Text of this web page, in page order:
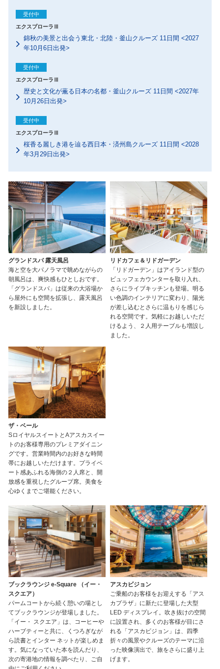
エクスプローラⅢ
受付中
錦秋の美景と出会う東北・北陸・釜山クルーズ 11日間 <2027
年10月6日出発>
エクスプローラⅢ
受付中
歴史と文化が薫る日本の名都・釜山クルーズ 11日間 <2027年
10月26日出発>
エクスプローラⅢ
受付中
桜香る麗しき港を辿る西日本・済州島クルーズ 11日間 <2028
年3月29日出発>
グランドスパ 露天風呂
海と空を大パノラマで眺めながらの
朝風呂は、爽快感もひとしおです。
「グランドスパ」は従来の大浴場か
ら屋外にも空間を拡張し、露天風呂
を新設しました。
リドカフェ＆リドガーデン
「リドガーデン」はアイランド型の
ビュッフェカウンターを取り入れ、
さらにライブキッチンも登場。明る
い色調のインテリアに変わり、陽光
が差し込むとさらに温もりを感じら
れる空間です。気軽にお越しいただ
けるよう、２人用テーブルも増設し
ました。
ザ・ベール
SロイヤルスイートとAアスカスイー
トのお客様専用のプレミアダイニン
グです。営業時間内のお好きな時間
帯にお越しいただけます。プライベ
ート感あふれる海側の２人席と、開
放感を重視したグループ席。美食を
心ゆくまでご堪能ください。
ブックラウンジ e-Square （イー・
スクエア）
パームコートから続く憩いの場とし
てブックラウンジが登場しました。
「イー・ スクエア」は、コーヒーや
ハーブティーと共に、くつろぎなが
ら読書とインター ネットが楽しめま
す。気になっていた本を読んだり、
次の寄港地の情報を調べたり、ご自
アスカビジョン
ご乗船のお客様をお迎えする「アス
カプラザ」に新たに登場した大型
LED ディスプレイ。吹き抜けの空間
に設置され、多くのお客様が目にさ
れる「アスカビジョン」は、四季
折々の風景やクルーズのテーマに沿
った映像演出で、旅をさらに盛り上
げます。